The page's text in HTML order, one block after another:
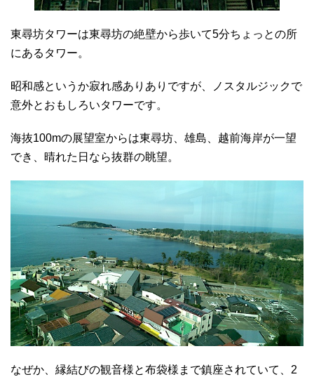
東尋坊タワーは東尋坊の絶壁から歩いて5分ちょっとの所
にあるタワー。
昭和感というか寂れ感ありありですが、ノスタルジックで
意外とおもしろいタワーです。
海抜100mの展望室からは東尋坊、雄島、越前海岸が一望
でき、晴れた日なら抜群の眺望。
なぜか、縁結びの観音様と布袋様まで鎮座されていて、2